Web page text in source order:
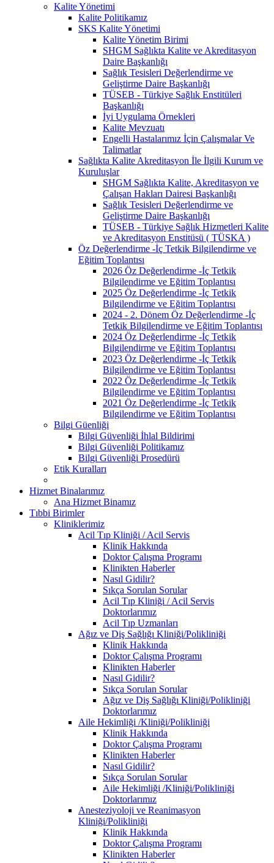
Kalite Yönetimi
Kalite Politikamız
SKS Kalite Yönetimi
Kalite Yönetim Birimi
SHGM Sağlıkta Kalite ve Akreditasyon
Daire Başkanlığı
Sağlık Tesisleri Değerlendirme ve
Geliştirme Daire Başkanlığı
TÜSEB - Türkiye Sağlık Enstitüleri
Başkanlığı
İyi Uygulama Örnekleri
Kalite Mevzuatı
Engelli Hastalarımız İçin Çalışmalar Ve
Talimatlar
Sağlıkta Kalite Akreditasyon İle İlgili Kurum ve
Kuruluşlar
SHGM Sağlıkta Kalite, Akreditasyon ve
Çalışan Hakları Dairesi Başkanlığı
Sağlık Tesisleri Değerlendirme ve
Geliştirme Daire Başkanlığı
TÜSEB - Türkiye Sağlık Hizmetleri Kalite
ve Akreditasyon Enstitüsü ( TÜSKA )
Öz Değerlendirme -İç Tetkik Bilgilendirme ve
Eğitim Toplantısı
2026 Öz Değerlendirme -İç Tetkik
Bilgilendirme ve Eğitim Toplantısı
2025 Öz Değerlendirme -İç Tetkik
Bilgilendirme ve Eğitim Toplantısı
2024 - 2. Dönem Öz Değerlendirme -İç
Tetkik Bilgilendirme ve Eğitim Toplantısı
2024 Öz Değerlendirme -İç Tetkik
Bilgilendirme ve Eğitim Toplantısı
2023 Öz Değerlendirme -İç Tetkik
Bilgilendirme ve Eğitim Toplantısı
2022 Öz Değerlendirme -İç Tetkik
Bilgilendirme ve Eğitim Toplantısı
2021 Öz Değerlendirme -İç Tetkik
Bilgilendirme ve Eğitim Toplantısı
Bilgi Güenliği
Bilgi Güvenliği İhlal Bildirimi
Bilgi Güvenliği Politikamız
Bilgi Güvenliği Prosedürü
Etik Kuralları
Hizmet Binalarımız
Ana Hizmet Binamız
Tıbbi Birimler
Kliniklerimiz
Acil Tıp Kliniği / Acil Servis
Klinik Hakkında
Doktor Çalışma Programı
Klinikten Haberler
Nasıl Gidilir?
Sıkça Sorulan Sorular
Acil Tıp Kliniği / Acil Servis
Doktorlarımız
Acil Tıp Uzmanları
Ağız ve Diş Sağlığı Kliniği/Polikliniği
Klinik Hakkında
Doktor Çalışma Programı
Klinikten Haberler
Nasıl Gidilir?
Sıkça Sorulan Sorular
Ağız ve Diş Sağlığı Kliniği/Polikliniği
Doktorlarımız
Aile Hekimliği /Kliniği/Polikliniği
Klinik Hakkında
Doktor Çalışma Programı
Klinikten Haberler
Nasıl Gidilir?
Sıkça Sorulan Sorular
Aile Hekimliği /Kliniği/Polikliniği
Doktorlarımız
Anesteziyoloji ve Reanimasyon
Kliniği/Polikliniği
Klinik Hakkında
Doktor Çalışma Programı
Klinikten Haberler